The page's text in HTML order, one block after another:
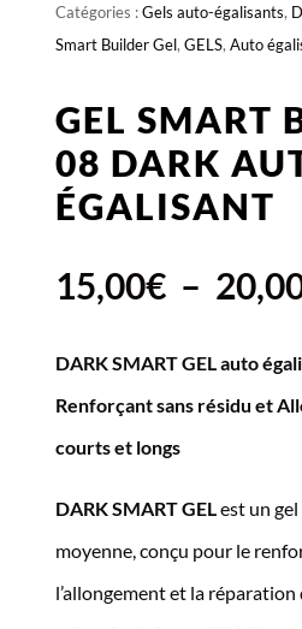
Catégories :Gels auto-égalisants,
Smart Builder Gel, GELS, Auto
GEL SMART
08 DARK
ÉGALISANT
15,00€ –
DARK SMART GEL auto
Renforçant sans résidu et
courts et longs
DARK SMART GEL est un
moyenne, conçu pour le
l’allongement et la réparation